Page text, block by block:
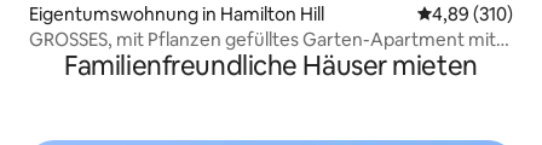
Eigentumswohnung in Hamilton Hill
4,89 (310)
GROSSES, mit Pflanzen gefülltes Garten-Apartment mit
Innenhof
Familienfreundliche Häuser mieten